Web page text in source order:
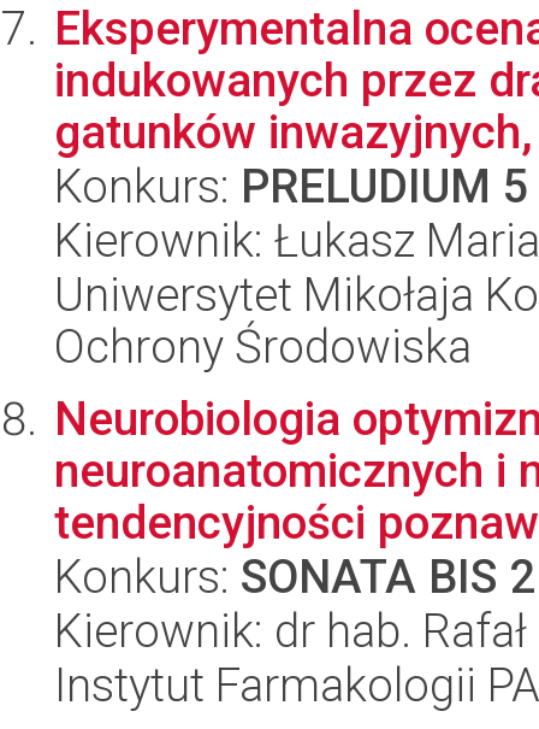
Eksperymentalna
indukowanych przez
gatunków
Konkurs: PRELUDIUM 5
Kierownik: Łukasz
Uniwersytet Mikołaja
Ochrony Środowiska
Neurobiologia
neuroanatomicznych i
tendencyjności
Konkurs: SONATA BIS 2
Kierownik: dr hab. Rafał
Instytut Farmakologii